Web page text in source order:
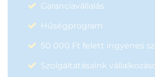
Garanciavállalás
Hűségprogram
50 000 Ft felett ingyenes
Szolgáltatásaink